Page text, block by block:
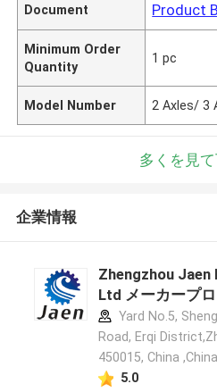
Document Product
Minimum Order
Quantity
1 pc
Model Number 2 Axles/ 3
多くを見
企業情報
Zhengzhou Jaen
Ltd メーカープ
Yard No.5,
Road, Erqi
450015, China ,China
5.0